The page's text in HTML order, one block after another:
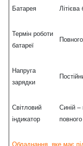
Батарея
Термін роботи
батареї
Напруга
зарядки
Світловий
індикатор
Синій –
Обладнання, яке має